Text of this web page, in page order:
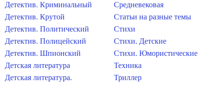
Детектив. Криминальный
Детектив. Крутой
Детектив. Политический
Детектив. Полицейский
Детектив. Шпионский
Детская литература
Детская литература.
Средневековая
Статьи на разные темы
Стихи
Стихи. Детские
Стихи. Юмористические
Техника
Триллер